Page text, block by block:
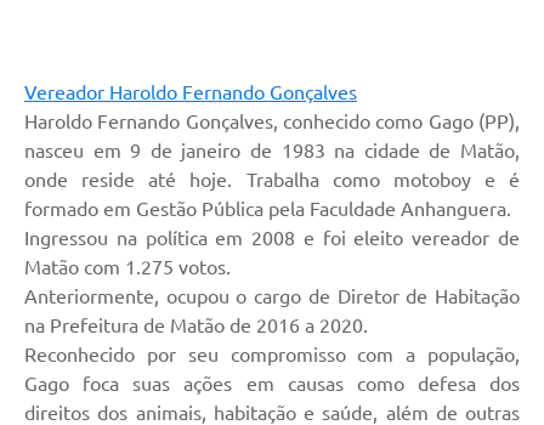
Vereador Haroldo Fernando Gonçalves
Haroldo Fernando Gonçalves, conhecido como Gago (PP),
nasceu em 9 de janeiro de 1983 na cidade de Matão,
onde reside até hoje. Trabalha como motoboy e é
formado em Gestão Pública pela Faculdade Anhanguera.
Ingressou na política em 2008 e foi eleito vereador de
Matão com 1.275 votos.
Anteriormente, ocupou o cargo de Diretor de Habitação
na Prefeitura de Matão de 2016 a 2020.
Reconhecido por seu compromisso com a população,
Gago foca suas ações em causas como defesa dos
direitos dos animais, habitação e saúde, além de outras